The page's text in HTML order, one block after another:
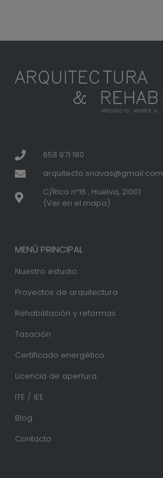
658 971 180
arquitecto.snavas@gmail.com
C/Rico nº16 , Huelva, 21001
(Ver en el mapa)
MENÚ PRINCIPAL
Nuestro estudio
Proyectos de arquitectura
Rehabilitación y reformas
Tasación
Certificado energético
Licencia de apertura
ITE / IEE
Blog
Contacto